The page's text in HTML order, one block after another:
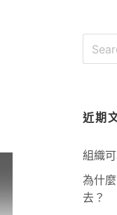
近期
組織
為什
去？